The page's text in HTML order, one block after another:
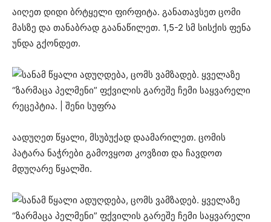
აიღეთ დიდი ბრტყელი ფირფიტა. განათავსეთ ცომი
მასზე და თანაბრად გაანაწილეთ. 1,5-2 სმ სისქის ფენა
უნდა გქონდეთ.
აადუღეთ წყალი, მსუბუქად დაამარილეთ. ცომის
პატარა ნაჭრები გამოვყოთ კოვზით და ჩავდოთ
მდუღარე წყალში.